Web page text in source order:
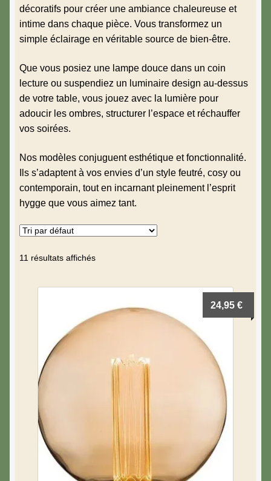
Bougies
Cadres
Coussins & Plaids
Dans la salle bain
Décorations murales
Décoration de la table
Idées cadeaux
Fleurs séchées
Kids
Luminaires
Objets décoratifs
Paniers, tapis et poufs
Tasses
Thés & Cafés
décoratifs pour créer une ambiance chaleureuse et
intime dans chaque pièce. Vous transformez un
simple éclairage en véritable source de bien-être.
Que vous posiez une lampe douce dans un coin
lecture ou suspendiez un luminaire design au-dessus
de votre table, vous jouez avec la lumière pour
adoucir les ombres, structurer l’espace et réchauffer
vos soirées.
Nos modèles conjuguent esthétique et fonctionnalité.
Ils s’adaptent à vos envies d’un style feutré, cosy ou
contemporain, tout en incarnant pleinement l’esprit
hygge que vous aimez tant.
11 résultats affichés
24,95€